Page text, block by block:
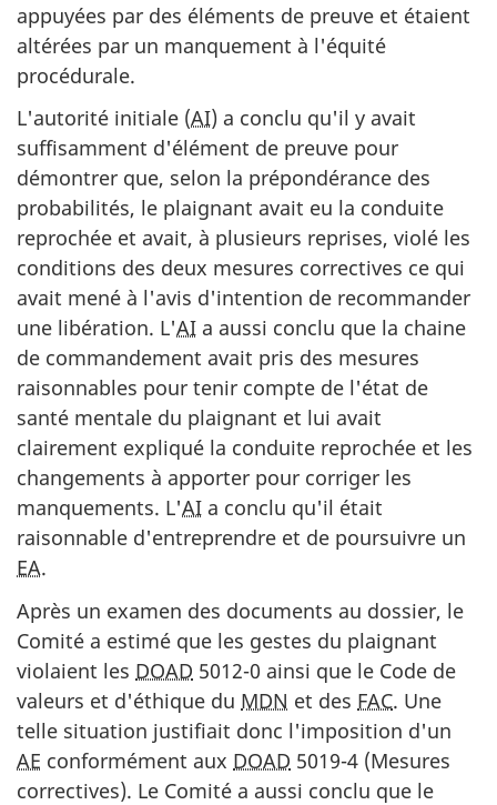
appuyées par des éléments de preuve et étaient
altérées par un manquement à l'équité
procédurale.
L'autorité initiale (AI) a conclu qu'il y avait
suffisamment d'élément de preuve pour
démontrer que, selon la prépondérance des
probabilités, le plaignant avait eu la conduite
reprochée et avait, à plusieurs reprises, violé les
conditions des deux mesures correctives ce qui
avait mené à l'avis d'intention de recommander
une libération. L'AI a aussi conclu que la chaine
de commandement avait pris des mesures
raisonnables pour tenir compte de l'état de
santé mentale du plaignant et lui avait
clairement expliqué la conduite reprochée et les
changements à apporter pour corriger les
manquements. L'AI a conclu qu'il était
raisonnable d'entreprendre et de poursuivre un
EA.
Après un examen des documents au dossier, le
Comité a estimé que les gestes du plaignant
violaient les DOAD 5012-0 ainsi que le Code de
valeurs et d'éthique du MDN et des FAC. Une
telle situation justifiait donc l'imposition d'un
AE conformément aux DOAD 5019-4 (Mesures
correctives). Le Comité a aussi conclu que le